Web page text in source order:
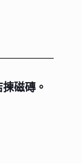
磁磚。